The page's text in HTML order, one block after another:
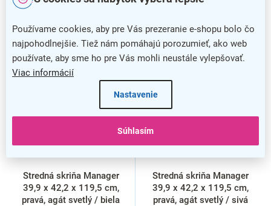
Používame cookies, aby pre Vás prezeranie e-shopu bolo čo
najpohodlnejšie. Tiež nám pomáhajú porozumieť, ako web
používate, aby sme ho pre Vás mohli neustále vylepšovať.
Viac informácií
Nastavenie
Súhlasím
VÝPREDAJ
Stredná skriňa Manager
39,9 x 42,2 x 119,5 cm,
pravá, agát svetlý / biela
VÝPREDAJ
Stredná skriňa Manager
39,9 x 42,2 x 119,5 cm,
pravá, agát svetlý / sivá